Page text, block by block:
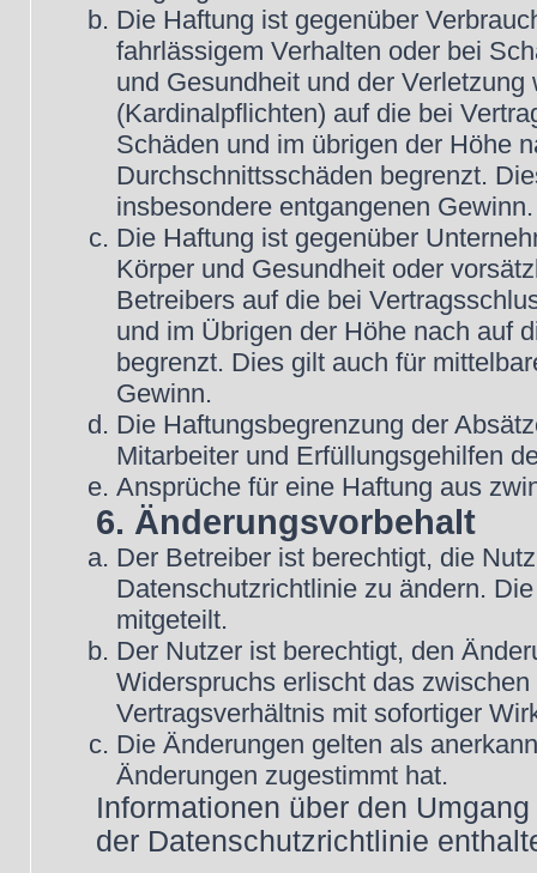
Die Haftung ist gegenüber
fahrlässigem Verhalten oder bei
und Gesundheit und der
(Kardinalpflichten) auf die bei
Schäden und im übrigen der Höhe
Durchschnittsschäden begrenzt.
insbesondere entgangenen Gewinn.
Die Haftung ist gegenüber
Körper und Gesundheit oder
Betreibers auf die bei
und im Übrigen der Höhe nach auf
begrenzt. Dies gilt auch für
Gewinn.
Die Haftungsbegrenzung der
Mitarbeiter und Erfüllungsgehilfen
Ansprüche für eine Haftung aus
6. Änderungsvorbehalt
Der Betreiber ist berechtigt, die
Datenschutzrichtlinie zu ändern.
mitgeteilt.
Der Nutzer ist berechtigt, den
Widerspruchs erlischt das
Vertragsverhältnis mit sofortiger
Die Änderungen gelten als
Änderungen zugestimmt hat.
Informationen über den
der Datenschutzrichtlinie